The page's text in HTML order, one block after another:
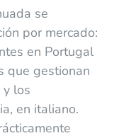
se
por mercado:
en Portugal
que gestionan
y los
en italiano.